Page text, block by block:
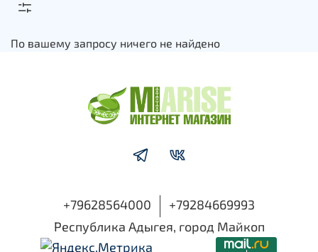
По вашему запросу ничего не найдено
+79628564000
+79284669993
Республика Адыгея, город Майкоп